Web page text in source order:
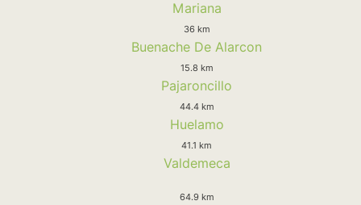
Mariana
36 km
Buenache De Alarcon
15.8 km
Pajaroncillo
44.4 km
Huelamo
41.1 km
Valdemeca
64.9 km